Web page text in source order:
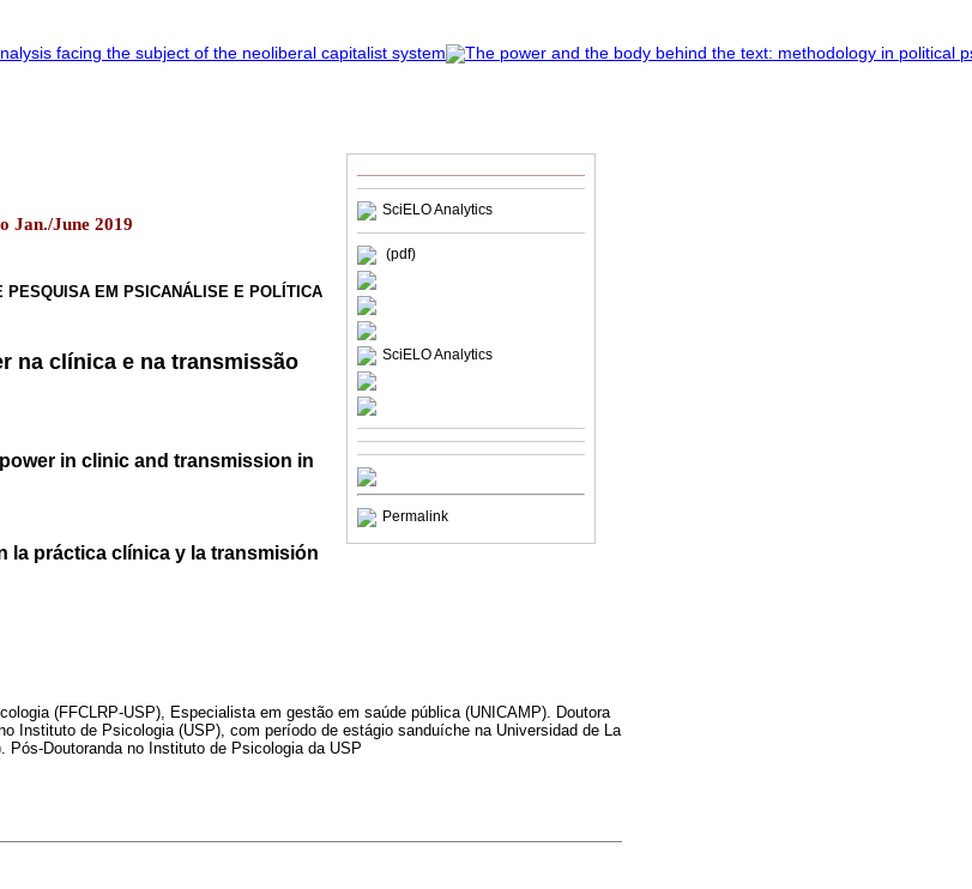
SciELO Analytics
(pdf)
SciELO Analytics
Permalink
Jan./June 2019
PESQUISA EM PSICANÁLISE E POLÍTICA
na clínica e na transmissão
in clinic and transmission in
la práctica clínica y la transmisión
(FFCLRP-USP), Especialista em gestão em saúde pública (UNICAMP). Doutora
Instituto de Psicologia (USP), com período de estágio sanduíche na Universidad de La
Pós-Doutoranda no Instituto de Psicologia da USP